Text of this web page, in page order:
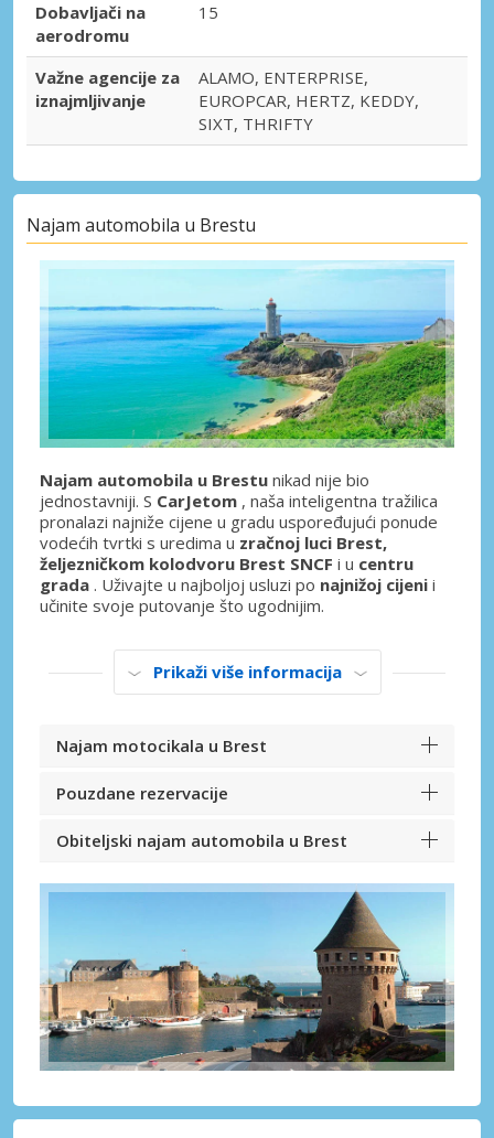
Dobavljači na
aerodromu
15
Važne agencije za
iznajmljivanje
ALAMO, ENTERPRISE,
EUROPCAR, HERTZ, KEDDY,
SIXT, THRIFTY
Najam automobila u Brestu
Najam automobila u Brestu nikad nije bio
jednostavniji. S CarJetom , naša inteligentna tražilica
pronalazi najniže cijene u gradu uspoređujući ponude
vodećih tvrtki s uredima u zračnoj luci Brest,
željezničkom kolodvoru Brest SNCF i u centru
grada . Uživajte u najboljoj usluzi po najnižoj cijeni i
učinite svoje putovanje što ugodnijim.
Prikaži više informacija
Najam motocikala u Brest
Pouzdane rezervacije
Obiteljski najam automobila u Brest